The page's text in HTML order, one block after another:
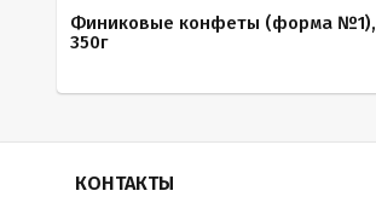
Финиковые конфеты (форма №1),
350г
КОНТАКТЫ